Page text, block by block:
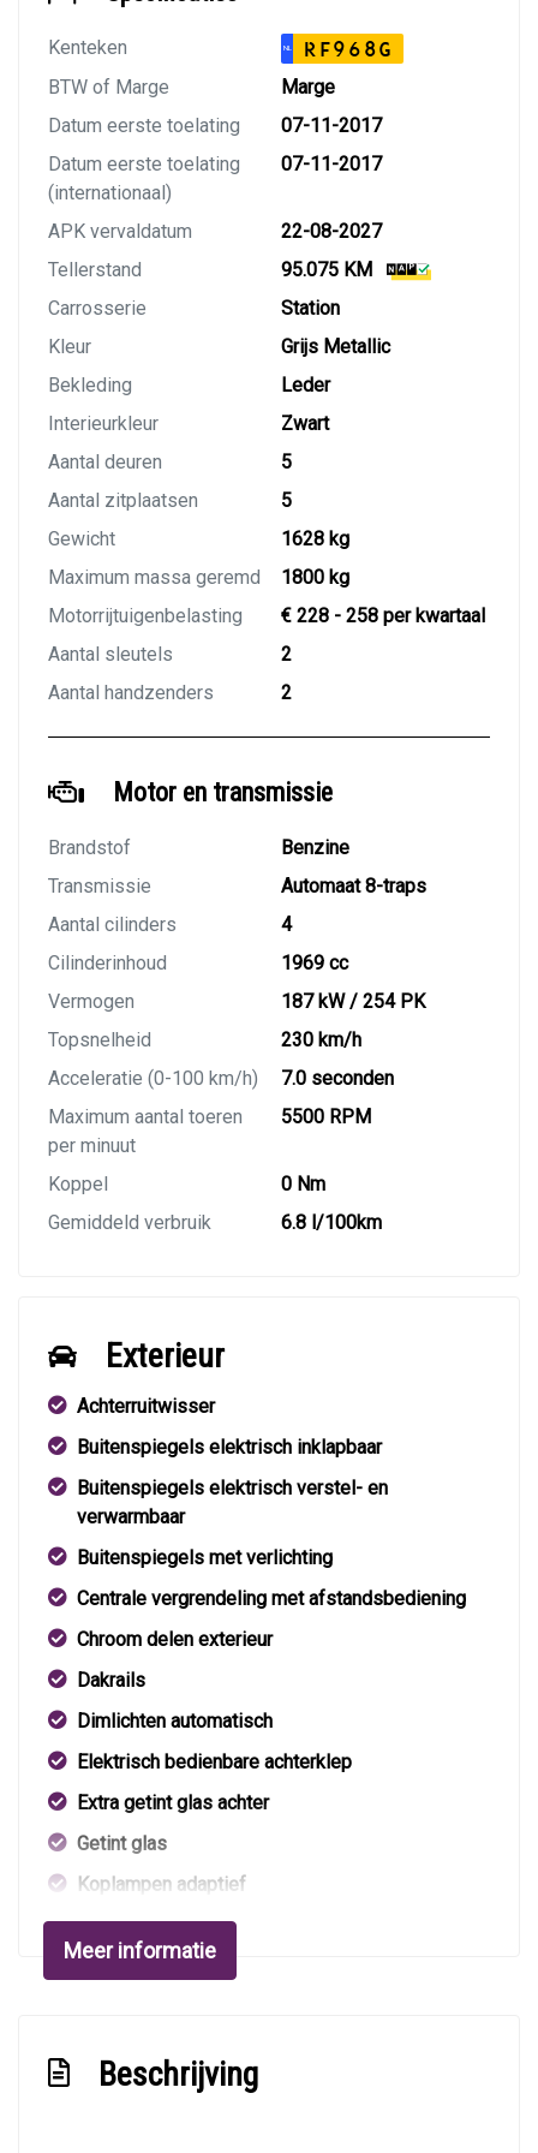
Kenteken NL RF968G
BTW of Marge
Marge
Datum eerste toelating
07-11-2017
Datum eerste toelating
(internationaal)
07-11-2017
APK vervaldatum
22-08-2027
Tellerstand
95.075 KM
Carrosserie
Station
Kleur
Grijs Metallic
Bekleding
Leder
Interieurkleur
Zwart
Aantal deuren
5
Aantal zitplaatsen
5
Gewicht
1628 kg
Maximum massa geremd
1800 kg
Motorrijtuigenbelasting
€ 228 - 258 per kwartaal
Aantal sleutels
2
Aantal handzenders
2
Motor en transmissie
Brandstof
Benzine
Transmissie
Automaat 8-traps
Aantal cilinders
4
Cilinderinhoud
1969 cc
Vermogen
187 kW / 254 PK
Topsnelheid
230 km/h
Acceleratie (0-100 km/h)
7.0 seconden
Maximum aantal toeren
per minuut
5500 RPM
Koppel
0 Nm
Gemiddeld verbruik
6.8 l/100km
Exterieur
Achterruitwisser
Buitenspiegels elektrisch inklapbaar
Buitenspiegels elektrisch verstel- en
verwarmbaar
Buitenspiegels met verlichting
Centrale vergrendeling met afstandsbediening
Chroom delen exterieur
Dakrails
Dimlichten automatisch
Elektrisch bedienbare achterklep
Extra getint glas achter
Getint glas
Koplampen adaptief
Koplampreiniging
Koplampreiniging
Led koplampen
Meer informatie
Beschrijving